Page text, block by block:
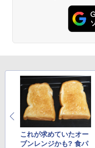
これが求めていたオー
ブンレンジかも? 食パ